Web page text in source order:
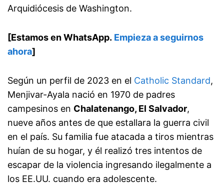
Arquidiócesis de Washington.
[Estamos en WhatsApp. Empieza a seguirnos
ahora]
Según un perfil de 2023 en el Catholic Standard,
Menjivar-Ayala nació en 1970 de padres
campesinos en Chalatenango, El Salvador,
nueve años antes de que estallara la guerra civil
en el país. Su familia fue atacada a tiros mientras
huían de su hogar, y él realizó tres intentos de
escapar de la violencia ingresando ilegalmente a
los EE.UU. cuando era adolescente.